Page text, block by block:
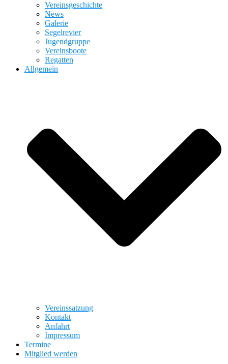
Vereinsgeschichte
News
Galerie
Segelrevier
Jugendgruppe
Vereinsboote
Regatten
Allgemein
Vereinssatzung
Kontakt
Anfahrt
Impressum
Termine
Mitglied werden